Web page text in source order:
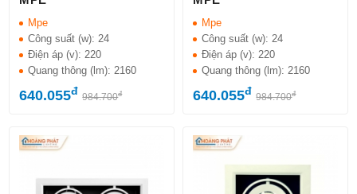
Mpe
Công suất (w): 24
Điện áp (v): 220
Quang thông (lm): 2160
640.055đ 984.700đ
Mpe
Công suất (w): 24
Điện áp (v): 220
Quang thông (lm): 2160
640.055đ 984.700đ